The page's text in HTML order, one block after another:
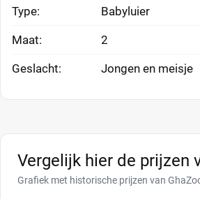
Type: Babyluier
Maat: 2
Geslacht: Jongen en meisje
Vergelijk hier de prijzen
Grafiek met historische prijzen van